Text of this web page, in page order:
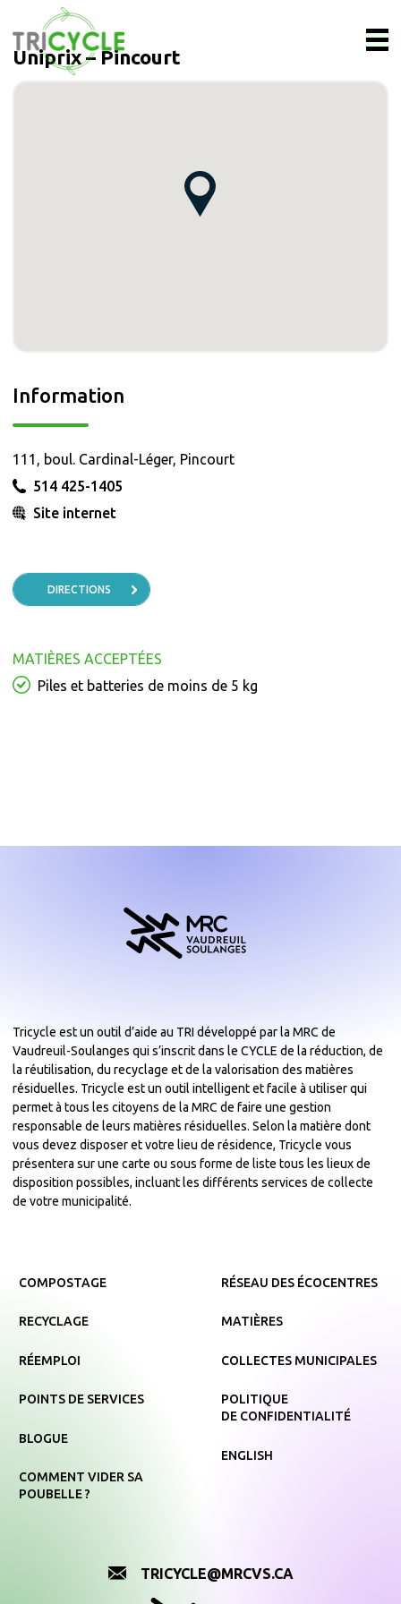
Uniprix – Pincourt
Information
111, boul. Cardinal-Léger, Pincourt
514 425-1405
Site internet
DIRECTIONS
MATIÈRES ACCEPTÉES
Piles et batteries de moins de 5 kg
Tricycle est un outil d’aide au TRI développé par la MRC de
Vaudreuil-Soulanges qui s’inscrit dans le CYCLE de la réduction, de
la réutilisation, du recyclage et de la valorisation des matières
résiduelles. Tricycle est un outil intelligent et facile à utiliser qui
permet à tous les citoyens de la MRC de faire une gestion
responsable de leurs matières résiduelles. Selon la matière dont
vous devez disposer et votre lieu de résidence, Tricycle vous
présentera sur une carte ou sous forme de liste tous les lieux de
disposition possibles, incluant les différents services de collecte
de votre municipalité.
COMPOSTAGE
RECYCLAGE
RÉEMPLOI
POINTS DE SERVICES
BLOGUE
COMMENT VIDER SA
POUBELLE ?
RÉSEAU DES ÉCOCENTRES
MATIÈRES
COLLECTES MUNICIPALES
POLITIQUE
DE CONFIDENTIALITÉ
ENGLISH
TRICYCLE@MRCVS.CA